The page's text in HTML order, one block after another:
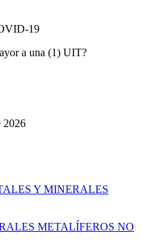
19
a una (1) UIT?
2026
Y MINERALES
METALÍFEROS NO